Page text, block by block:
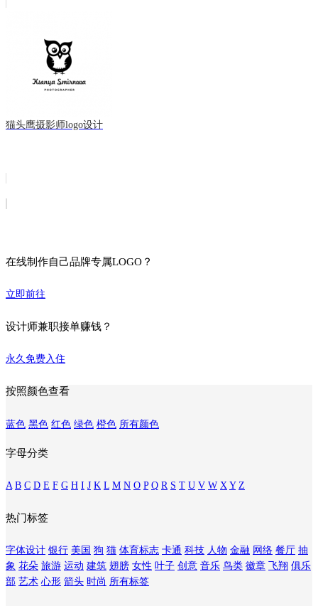
猫头鹰摄影师logo设计
在线制作自己品牌专属LOGO？
立即前往
设计师兼职接单赚钱？
永久免费入住
按照颜色查看
蓝色 黑色 红色 绿色 橙色 所有颜色
字母分类
A B C D E F G H I J K L M N O P Q R S T U V W X Y Z
热门标签
字体设计 银行 美国 狗 猫 体育标志 卡通 科技 人物 金融 网络 餐厅 抽
象 花朵 旅游 运动 建筑 翅膀 女性 叶子 创意 音乐 鸟类 徽章 飞翔 俱乐
部 艺术 心形 箭头 时尚 所有标签